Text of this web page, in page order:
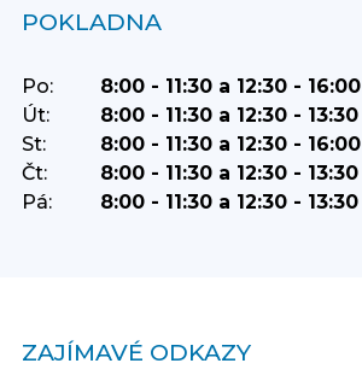
POKLADNA
Po:
8:00 - 11:30 a 12:30 - 16:00
Út:
8:00 - 11:30 a 12:30 - 13:30
St:
8:00 - 11:30 a 12:30 - 16:00
Čt:
8:00 - 11:30 a 12:30 - 13:30
Pá:
8:00 - 11:30 a 12:30 - 13:30
ZAJÍMAVÉ ODKAZY